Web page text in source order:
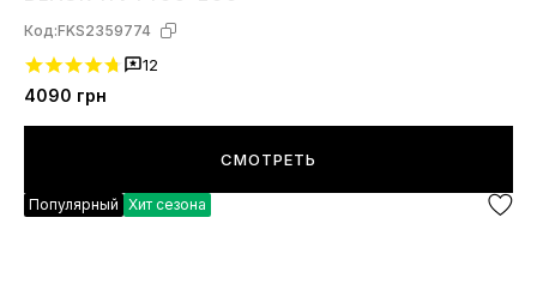
Код:FKS2359774
12
4090 грн
СМОТРЕТЬ
Популярный Хит сезона